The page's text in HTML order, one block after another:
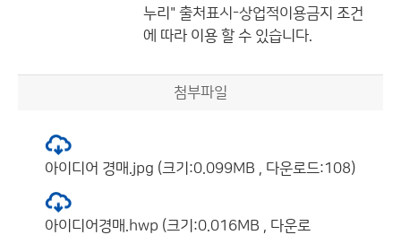
누리" 출처표시-상업적이용금지 조건
에 따라 이용 할 수 있습니다.
첨부파일
아이디어 경매.jpg (크기:0.099MB , 다운로드:108)
아이디어경매.hwp (크기:0.016MB , 다운로